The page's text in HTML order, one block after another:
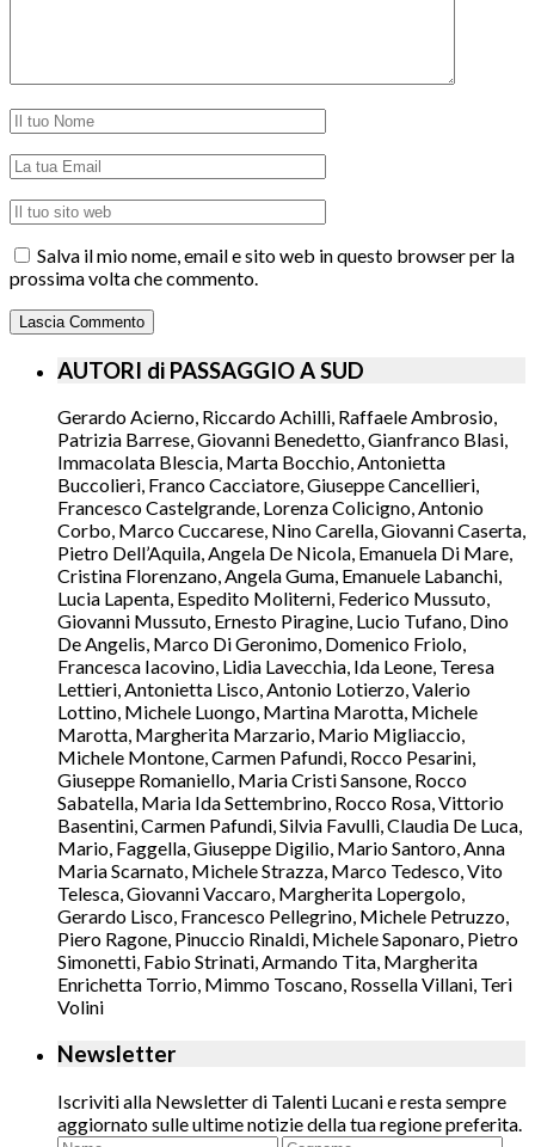
Salva il mio nome, email e sito web in questo browser per la
prossima volta che commento.
AUTORI di PASSAGGIO A SUD
Gerardo Acierno, Riccardo Achilli, Raffaele Ambrosio,
Patrizia Barrese, Giovanni Benedetto, Gianfranco Blasi,
Immacolata Blescia, Marta Bocchio, Antonietta
Buccolieri, Franco Cacciatore, Giuseppe Cancellieri,
Francesco Castelgrande, Lorenza Colicigno, Antonio
Corbo, Marco Cuccarese, Nino Carella, Giovanni Caserta,
Pietro Dell’Aquila, Angela De Nicola, Emanuela Di Mare,
Cristina Florenzano, Angela Guma, Emanuele Labanchi,
Lucia Lapenta, Espedito Moliterni, Federico Mussuto,
Giovanni Mussuto, Ernesto Piragine, Lucio Tufano, Dino
De Angelis, Marco Di Geronimo, Domenico Friolo,
Francesca Iacovino, Lidia Lavecchia, Ida Leone, Teresa
Lettieri, Antonietta Lisco, Antonio Lotierzo, Valerio
Lottino, Michele Luongo, Martina Marotta, Michele
Marotta, Margherita Marzario, Mario Migliaccio,
Michele Montone, Carmen Pafundi, Rocco Pesarini,
Giuseppe Romaniello, Maria Cristi Sansone, Rocco
Sabatella, Maria Ida Settembrino, Rocco Rosa, Vittorio
Basentini, Carmen Pafundi, Silvia Favulli, Claudia De Luca,
Mario, Faggella, Giuseppe Digilio, Mario Santoro, Anna
Maria Scarnato, Michele Strazza, Marco Tedesco, Vito
Telesca, Giovanni Vaccaro, Margherita Lopergolo,
Gerardo Lisco, Francesco Pellegrino, Michele Petruzzo,
Piero Ragone, Pinuccio Rinaldi, Michele Saponaro, Pietro
Simonetti, Fabio Strinati, Armando Tita, Margherita
Enrichetta Torrio, Mimmo Toscano, Rossella Villani, Teri
Volini
Newsletter
Iscriviti alla Newsletter di Talenti Lucani e resta sempre
aggiornato sulle ultime notizie della tua regione preferita.